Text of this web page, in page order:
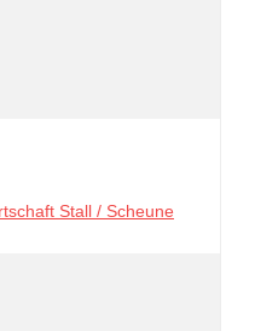
Stall / Scheune